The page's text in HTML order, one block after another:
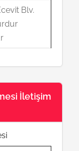
Blv.
İletişim